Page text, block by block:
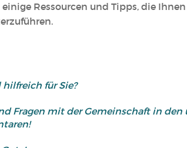
Ressourcen und Tipps, die
hilfreich für Sie?
Fragen mit der Gemeinschaft in